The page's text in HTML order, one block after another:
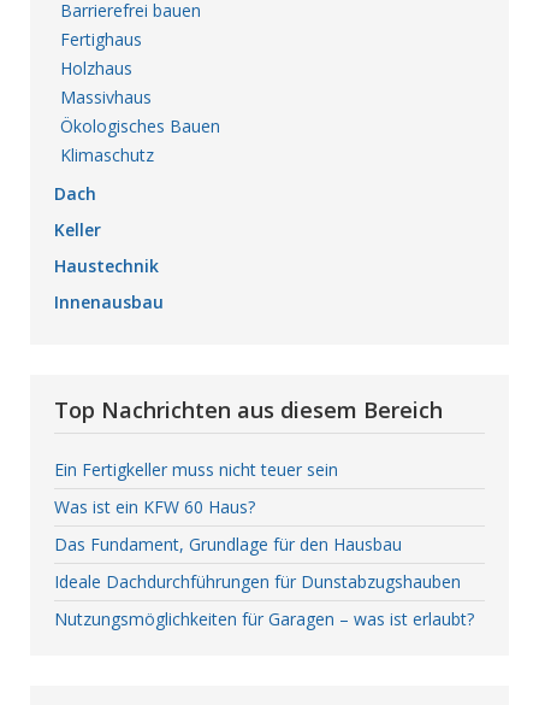
Barrierefrei bauen
Fertighaus
Holzhaus
Massivhaus
Ökologisches Bauen
Klimaschutz
Dach
Keller
Haustechnik
Innenausbau
Top Nachrichten aus diesem Bereich
Ein Fertigkeller muss nicht teuer sein
Was ist ein KFW 60 Haus?
Das Fundament, Grundlage für den Hausbau
Ideale Dachdurchführungen für Dunstabzugshauben
Nutzungsmöglichkeiten für Garagen – was ist erlaubt?